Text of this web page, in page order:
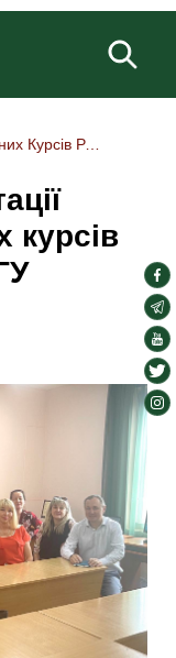
Семінари-консультації Щодо Дистанційних Курсів Розпочалися В МЕГУ
курсів